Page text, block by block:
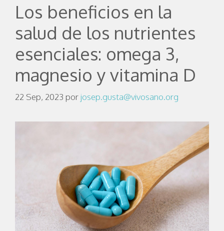
Los beneficios en la
salud de los nutrientes
esenciales: omega 3,
magnesio y vitamina D
22 Sep, 2023 por josep.gusta@vivosano.org